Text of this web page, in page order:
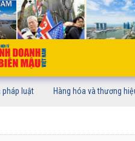
pháp luật Hàng hóa và thương